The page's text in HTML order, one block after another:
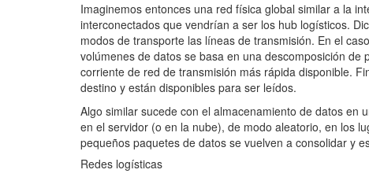
Imaginemos entonces una red física global similar a la
interconectados que vendrían a ser los hub logísticos.
modos de transporte las líneas de transmisión. En el
volúmenes de datos se basa en una descomposición de
corriente de red de transmisión más rápida disponible.
destino y están disponibles para ser leídos.
Algo similar sucede con el almacenamiento de datos en
en el servidor (o en la nube), de modo aleatorio, en los
pequeños paquetes de datos se vuelven a consolidar y
Redes logísticas